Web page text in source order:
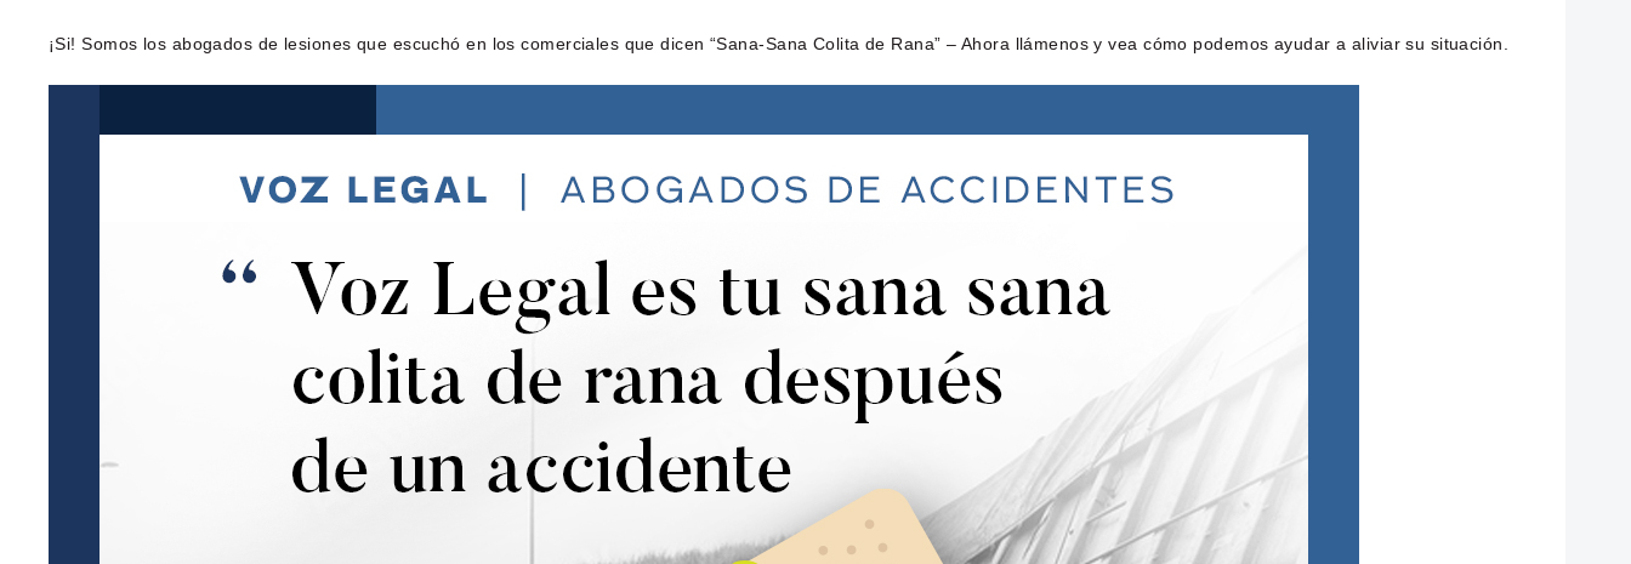
¡Si! Somos los abogados de lesiones que escuchó en los comerciales que dicen “Sana-Sana Colita de Rana” – Ahora llámenos y vea cómo podemos ayudar a aliviar su situación.